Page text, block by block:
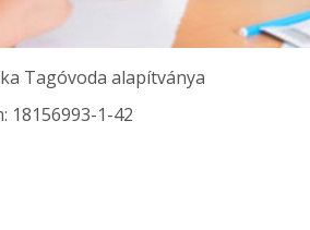
Tagóvoda alapítványa
18156993-1-42